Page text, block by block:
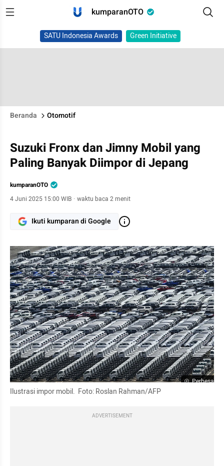
kumparanOTO
SATU Indonesia Awards Green Initiative
Beranda Otomotif
Suzuki Fronx dan Jimny Mobil yang
Paling Banyak Diimpor di Jepang
kumparanOTO
4 Juni 2025 15:00 WIB · waktu baca 2 menit
Ikuti kumparan di Google
Perbesar
Ilustrasi impor mobil.  Foto: Roslan Rahman/AFP
ADVERTISEMENT